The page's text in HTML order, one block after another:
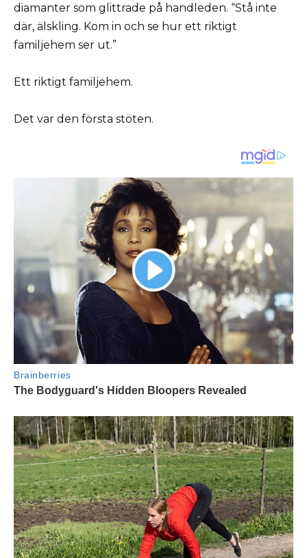
diamanter som glittrade på handleden. “Stå inte
där, älskling. Kom in och se hur ett riktigt
familjehem ser ut.”
Ett riktigt familjehem.
Det var den första stöten.